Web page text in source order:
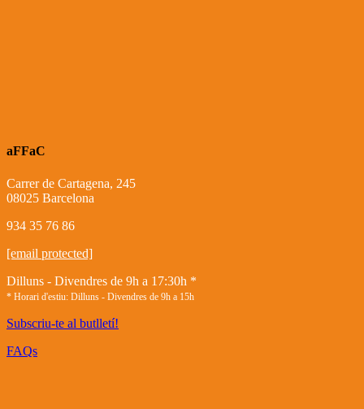
aFFaC
Carrer de Cartagena, 245
08025 Barcelona
934 35 76 86
[email protected]
Dilluns - Divendres de 9h a 17:30h *
* Horari d'estiu: Dilluns - Divendres de 9h a 15h
Subscriu-te al butlletí!
FAQs